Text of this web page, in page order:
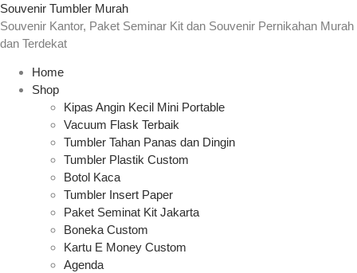
Souvenir Tumbler Murah
Souvenir Kantor, Paket Seminar Kit dan Souvenir Pernikahan Murah
dan Terdekat
Home
Shop
Kipas Angin Kecil Mini Portable
Vacuum Flask Terbaik
Tumbler Tahan Panas dan Dingin
Tumbler Plastik Custom
Botol Kaca
Tumbler Insert Paper
Paket Seminat Kit Jakarta
Boneka Custom
Kartu E Money Custom
Agenda